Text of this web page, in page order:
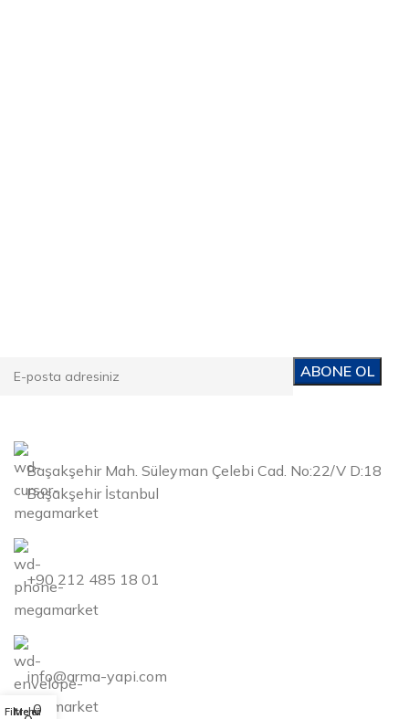
Başakşehir Mah. Süleyman Çelebi Cad. No:22/V D:18
Başakşehir İstanbul
+90 212 485 18 01
info@arma-yapi.com
Filtreler
Menü
0